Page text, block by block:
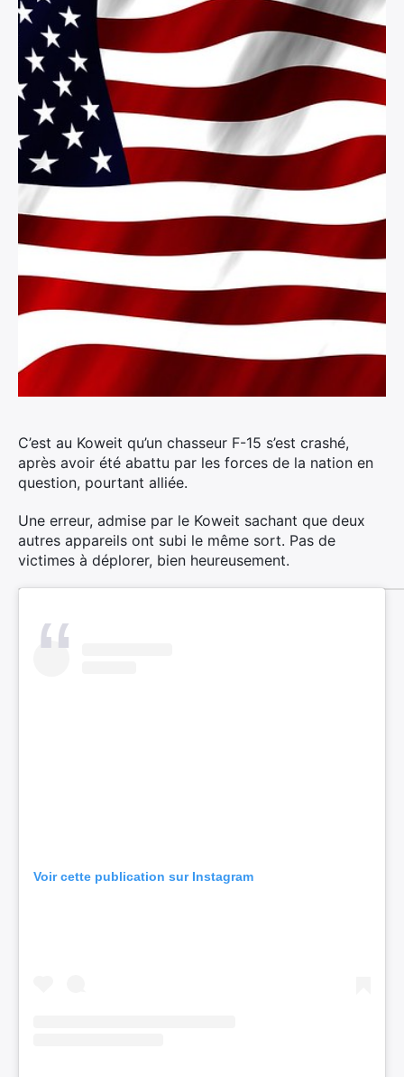
C’est au Koweit qu’un chasseur F-15 s’est crashé,
après avoir été abattu par les forces de la nation en
question, pourtant alliée.
Une erreur, admise par le Koweit sachant que deux
autres appareils ont subi le même sort. Pas de
victimes à déplorer, bien heureusement.
Voir cette publication sur Instagram